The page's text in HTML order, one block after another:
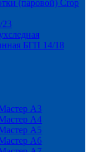
(паровой) Crop
23
БГП 14/18
А3
А4
А5
А6